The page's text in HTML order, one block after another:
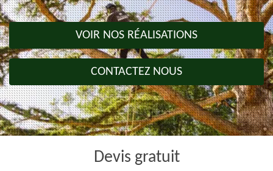
VOIR NOS RÉALISATIONS
CONTACTEZ NOUS
Devis gratuit